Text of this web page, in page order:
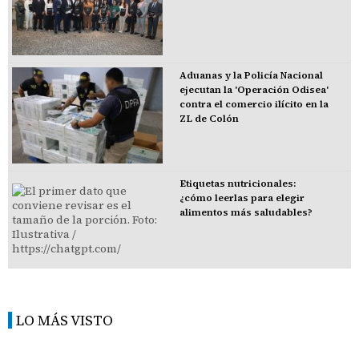
Aduanas y la Policía Nacional
ejecutan la 'Operación Odisea'
contra el comercio ilícito en la
ZL de Colón
Etiquetas nutricionales:
¿cómo leerlas para elegir
alimentos más saludables?
LO MÁS VISTO